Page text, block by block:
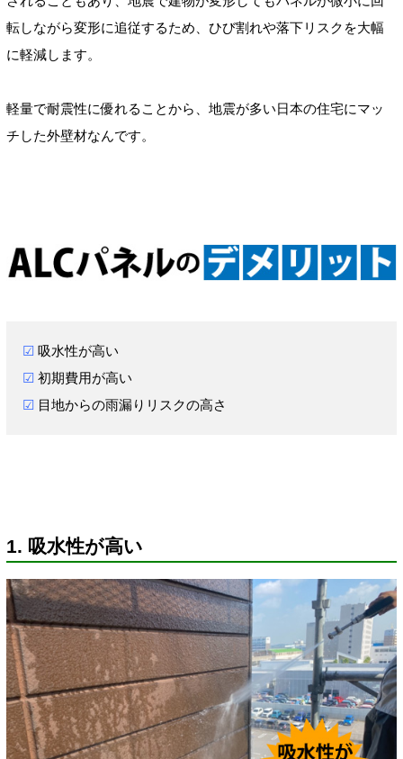
転しながら変形に追従するため、ひび割れや落下リスクを大幅
に軽減します。
軽量で耐震性に優れることから、地震が多い日本の住宅にマッ
チした外壁材なんです。
☑ 吸水性が高い
☑ 初期費用が高い
☑ 目地からの雨漏りリスクの高さ
1. 吸水性が高い